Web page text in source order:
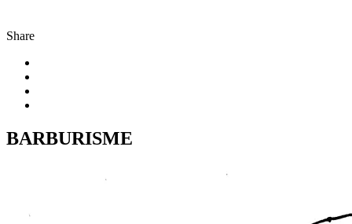
Share
BARBURISME